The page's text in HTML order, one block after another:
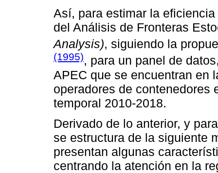
Así, para estimar la
del Análisis de Fronteras
Analysis), siguiendo la
(1995), para un panel de
APEC que se encuentran en
operadores de contenedores
temporal 2010-2018.
Derivado de lo anterior, y
se estructura de la siguiente
presentan algunas
centrando la atención en la